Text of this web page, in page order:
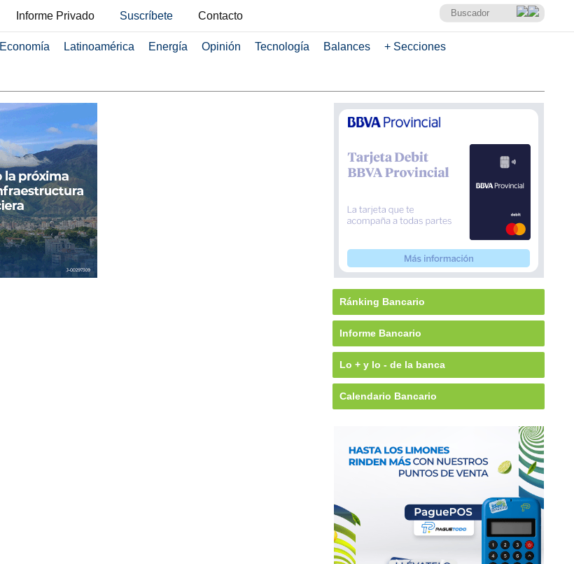
Informe Privado Suscríbete Contacto
Economía Latinoamérica Energía Opinión Tecnología Balances + Secciones
Ránking Bancario
Informe Bancario
Lo + y lo - de la banca
Calendario Bancario